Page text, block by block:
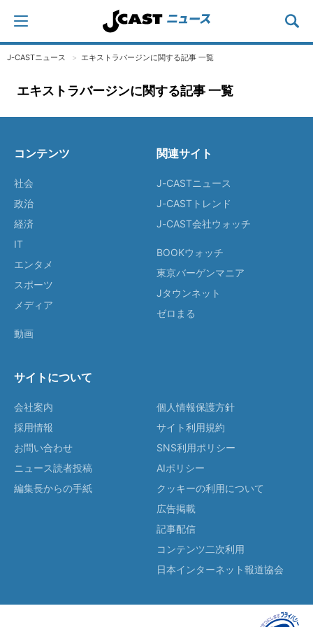
J-CASTニュース エキストラバージンに関する記事 一覧
エキストラバージンに関する記事 一覧
コンテンツ
社会
政治
経済
IT
エンタメ
スポーツ
メディア
動画
関連サイト
J-CASTニュース
J-CASTトレンド
J-CAST会社ウォッチ
BOOKウォッチ
東京バーゲンマニア
Jタウンネット
ゼロまる
サイトについて
会社案内
採用情報
お問い合わせ
ニュース読者投稿
編集長からの手紙
個人情報保護方針
サイト利用規約
SNS利用ポリシー
AIポリシー
クッキーの利用について
広告掲載
記事配信
コンテンツ二次利用
日本インターネット報道協会